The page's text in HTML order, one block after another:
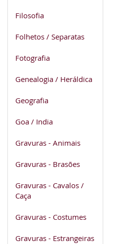
Filosofia
Folhetos / Separatas
Fotografia
Genealogia / Heráldica
Geografia
Goa / India
Gravuras - Animais
Gravuras - Brasões
Gravuras - Cavalos /
Caça
Gravuras - Costumes
Gravuras - Estrangeiras